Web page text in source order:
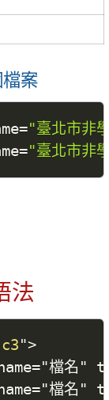
檔案
="臺北市非
="臺北市非
法
">
檔名"
檔名"